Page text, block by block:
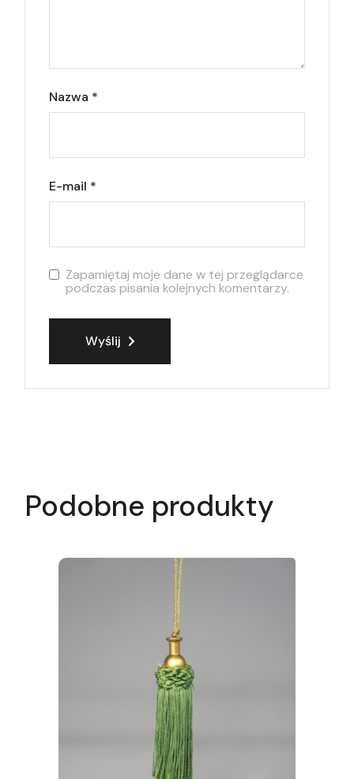
Nazwa *
E-mail *
Zapamiętaj moje dane w tej przeglądarce
podczas pisania kolejnych komentarzy.
Wyślij
Podobne produkty